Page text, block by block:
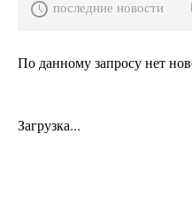
последние новости
По данному запросу нет
Загрузка...